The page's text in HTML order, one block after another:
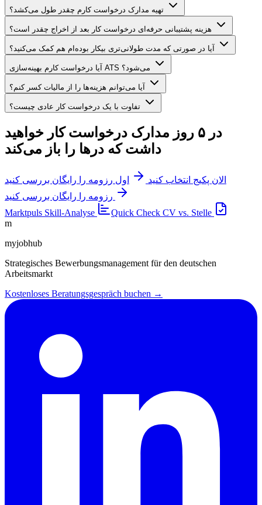
تهیه مدارک درخواست کارم چقدر طول می‌کشد؟
هزینه پشتیبانی حرفه‌ای درخواست کار بعد از اخراج چقدر است؟
آیا در صورتی که مدت طولانی‌تری بیکار بوده‌ام هم کمک می‌کنید؟
آیا درخواست کارم بهینه‌سازی ATS می‌شود؟
آیا می‌توانم هزینه‌ها را از مالیات کسر کنم؟
تفاوت با یک درخواست کار عادی چیست؟
در ۵ روز مدارک درخواست کار خواهید
داشت که درها را باز می‌کند
الان پکیج انتخاب کنید
اول رزومه را رایگان بررسی کنید
Marktpuls Skill-Analyse Quick Check CV vs. Stelle
m
myjobhub
Strategisches Bewerbungsmanagement für den deutschen
Arbeitsmarkt
Kostenloses Beratungsgespräch buchen →